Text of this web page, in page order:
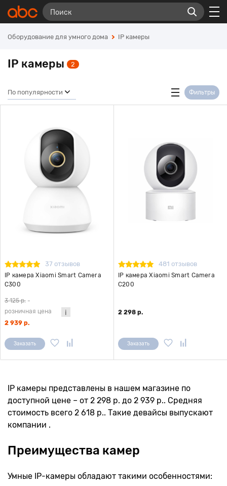
Оборудование для умного дома IP камеры
IP камеры 2
По популярности Фильтры
37 отзывов
IP камера Xiaomi Smart Camera
C300
3 125 р. -
розничная цена
2 939 р.
Заказать
481 отзывов
IP камера Xiaomi Smart Camera
C200
2 298 р.
Заказать
IP камеры представлены в нашем магазине по
доступной цене – от 2 298 р. до 2 939 р.. Средняя
стоимость всего 2 618 р.. Такие девайсы выпускают
компании .
Преимущества камер
Умные IP-камеры обладают такими особенностями: